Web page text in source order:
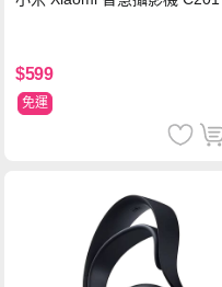
$599
免運